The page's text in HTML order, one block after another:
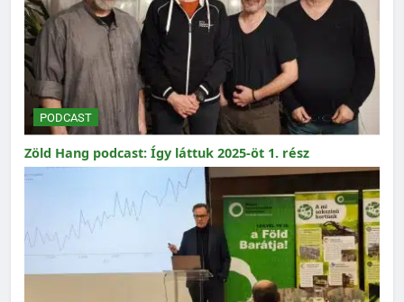
PODCAST
Zöld Hang podcast: Így láttuk 2025-öt 1. rész